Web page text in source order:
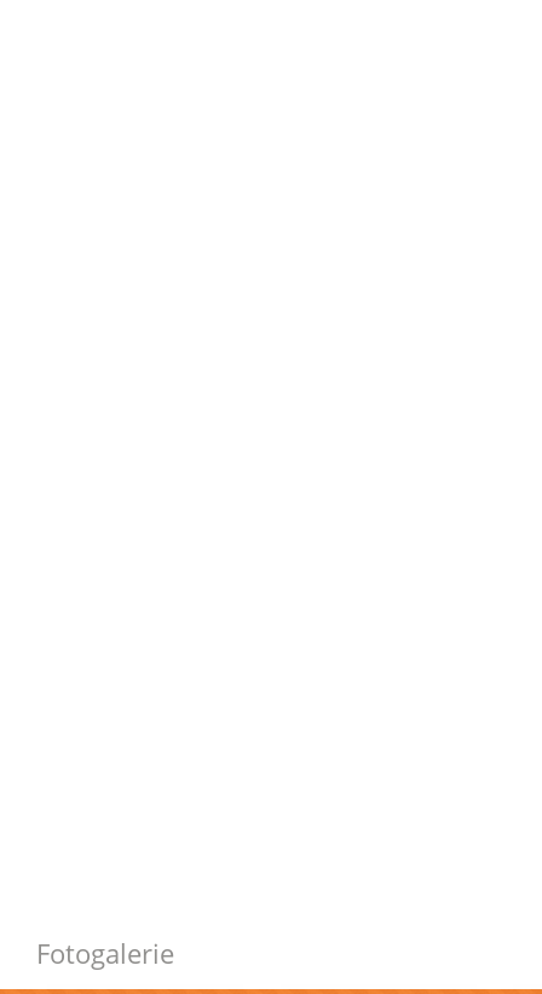
Fotogalerie